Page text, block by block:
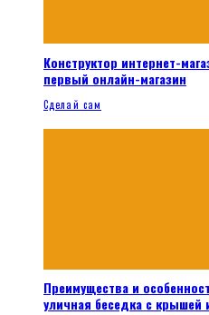
Конструктор интернет-
первый онлайн-магазин
Сделай сам
Преимущества и
уличная беседка с крышей